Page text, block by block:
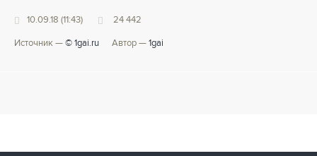
10.09.18 (11:43) 24 442
Источник — © 1gai.ru Автор — 1gai